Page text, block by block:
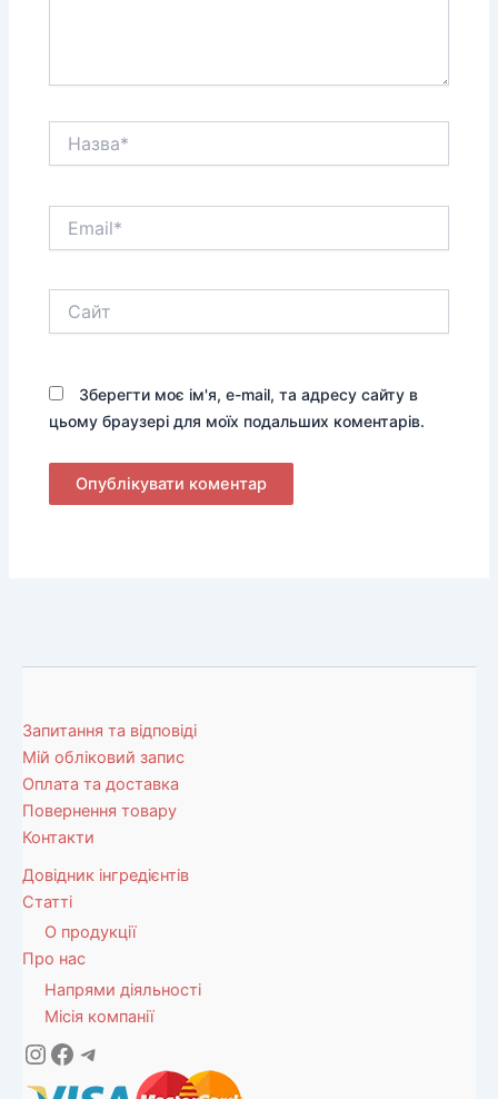
Зберегти моє ім'я, e-mail, та адресу сайту в
цьому браузері для моїх подальших коментарів.
Запитання та відповіді
Мій обліковий запис
Оплата та доставка
Повернення товару
Контакти
Довідник інгредієнтів
Статті
О продукції
Про нас
Напрями діяльності
Місія компанії
Instagram
Facebook
Telegram